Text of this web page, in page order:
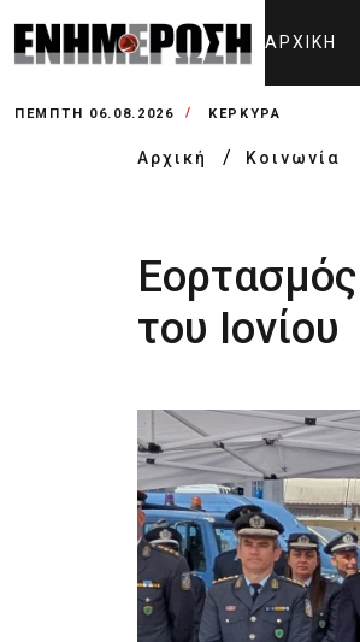
ΑΡΧΙΚΉ
ΠΈΜΠΤΗ 06.08.2026 ΚΕΡΚΥΡΑ
Αρχική Κοινωνία
του Ιονίου